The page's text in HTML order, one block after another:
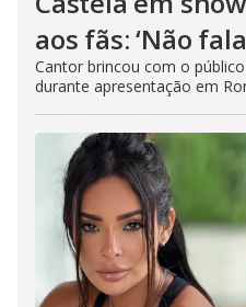
aos fãs: ‘Não
Cantor brincou com o
durante apresentação em